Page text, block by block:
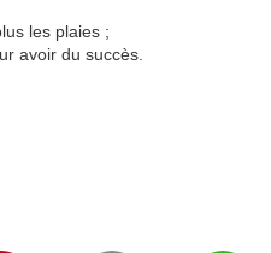
les plaies ;
avoir du succès.